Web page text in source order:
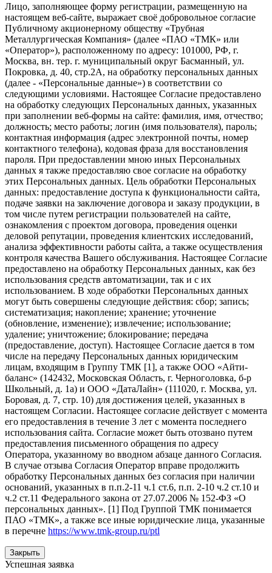
Лицо, заполняющее форму регистрации, размещенную на
настоящем веб-сайте, выражает своё добровольное согласие
Публичному акционерному обществу «Трубная
Металлургическая Компания» (далее «ПАО «ТМК» или
«Оператор»), расположенному по адресу: 101000, РФ, г.
Москва, вн. тер. г. муниципальный округ Басманный, ул.
Покровка, д. 40, стр.2А, на обработку персональных данных
(далее - «Персональные данные») в соответствии со
следующими условиями. Настоящее Согласие предоставлено
на обработку следующих Персональных данных, указанных
при заполнении веб-формы на сайте: фамилия, имя, отчество;
должность; место работы; логин (имя пользователя), пароль;
контактная информация (адрес электронной почты, номер
контактного телефона), кодовая фраза для восстановления
пароля. При предоставлении мною иных Персональных
данных я также предоставляю свое согласие на обработку
этих Персональных данных. Цель обработки Персональных
данных: предоставление доступа к функциональности сайта,
подаче заявки на заключение договора и заказу продукции, в
том числе путем регистрации пользователей на сайте,
ознакомления с проектом договора, проведения оценки
деловой репутации, проведения клиентских исследований,
анализа эффективности работы сайта, а также осуществления
контроля качества Вашего обслуживания. Настоящее Согласие
предоставлено на обработку Персональных данных, как без
использования средств автоматизации, так и с их
использованием. В ходе обработки Персональных данных
могут быть совершены следующие действия: сбор; запись;
систематизация; накопление; хранение; уточнение
(обновление, изменение); извлечение; использование;
удаление; уничтожение; блокирование; передача
(предоставление, доступ). Настоящее Согласие дается в том
числе на передачу Персональных данных юридическим
лицам, входящим в Группу ТМК [1], а также ООО «Айти-
баланс» (142432, Московская Область, г. Черноголовка, б-р
Школьный, д. 1а) и ООО «ДатаЛайн» (111020, г. Москва, ул.
Боровая, д. 7, стр. 10) для достижения целей, указанных в
настоящем Согласии. Настоящее согласие действует с момента
его предоставления в течение 3 лет с момента последнего
использования сайта. Согласие может быть отозвано путем
предоставления письменного обращения по адресу
Оператора, указанному во вводном абзаце данного Согласия.
В случае отзыва Согласия Оператор вправе продолжить
обработку Персональных данных без согласия при наличии
оснований, указанных в п.п.2-11 ч.1 ст.6, п.п. 2-10 ч.2 ст.10 и
ч.2 ст.11 Федерального закона от 27.07.2006 № 152-ФЗ «О
персональных данных». [1] Под Группой ТМК понимается
ПАО «ТМК», а также все иные юридические лица, указанные
в перечне https://www.tmk-group.ru/ptl
Закрыть
Успешная заявка